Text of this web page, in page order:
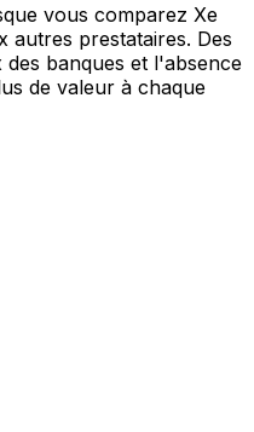
vous comparez Xe
autres prestataires. Des
banques et l'absence
de valeur à chaque